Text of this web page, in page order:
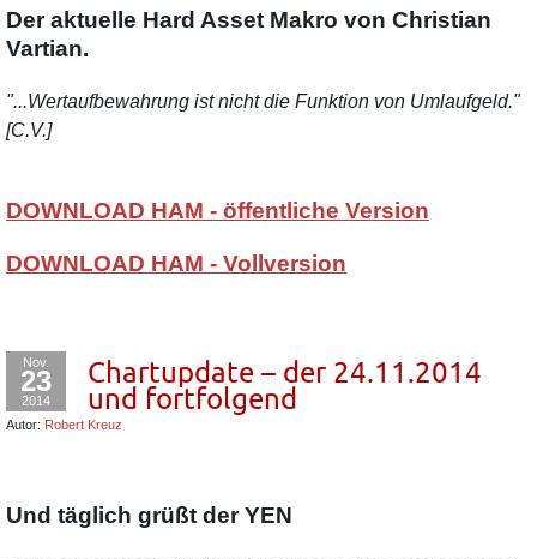
Der aktuelle Hard Asset Makro von Christian
Vartian.
"...Wertaufbewahrung ist nicht die Funktion von Umlaufgeld."
[C.V.]
DOWNLOAD HAM - öffentliche Version
DOWNLOAD HAM - Vollversion
Nov.
23
2014
Chartupdate – der 24.11.2014
und fortfolgend
Autor: Robert Kreuz
Und täglich grüßt der YEN